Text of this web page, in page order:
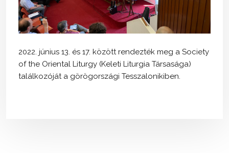
2022. június 13. és 17. között rendezték meg a Society
of the Oriental Liturgy (Keleti Liturgia Társasága)
találkozóját a görögországi Tesszalonikiben.